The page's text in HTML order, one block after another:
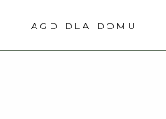
AGD DLA DOMU